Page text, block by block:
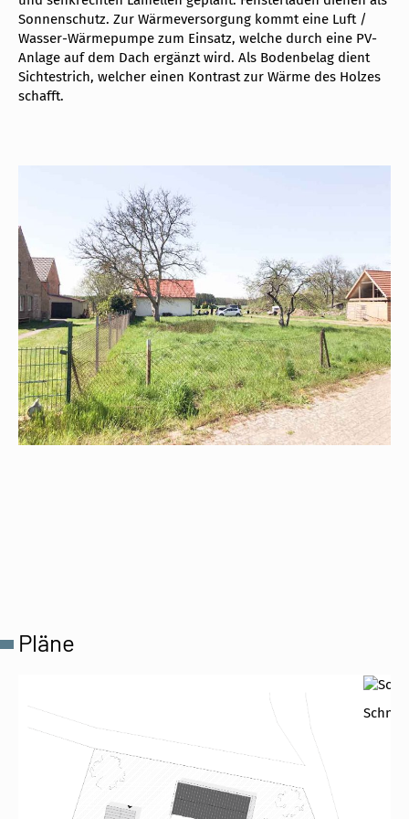
Sonnenschutz. Zur Wärmeversorgung kommt eine Luft /
Wasser-Wärmepumpe zum Einsatz, welche durch eine PV-
Anlage auf dem Dach ergänzt wird. Als Bodenbelag dient
Sichtestrich, welcher einen Kontrast zur Wärme des Holzes
schafft.
Pläne
Schnitt